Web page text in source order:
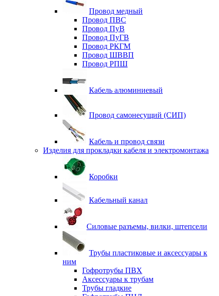
Провод медный
Провод ПВС
Провод ПуВ
Провод ПуГВ
Провод РКГМ
Провод ШВВП
Провод РПШ
Кабель алюминиевый
Провод самонесущий (СИП)
Кабель и провод связи
Изделия для прокладки кабеля и электромонтажа
Коробки
Кабельный канал
Силовые разъемы, вилки, штепсели
Трубы пластиковые и аксессуары к
ним
Гофротрубы ПВХ
Аксессуары к трубам
Трубы гладкие